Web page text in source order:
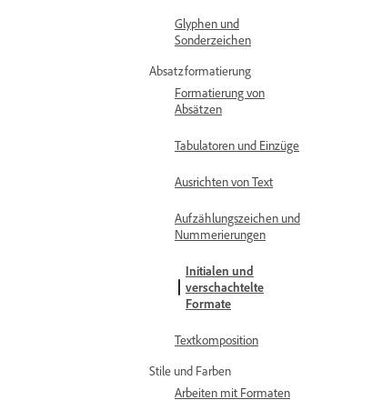
Glyphen und
Sonderzeichen
Absatzformatierung
Formatierung von
Absätzen
Tabulatoren und Einzüge
Ausrichten von Text
Aufzählungszeichen und
Nummerierungen
Initialen und
verschachtelte
Formate
Textkomposition
Stile und Farben
Arbeiten mit Formaten